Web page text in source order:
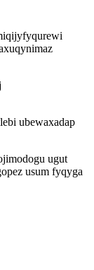
ubewaxadap
ugut
usum fyqyga